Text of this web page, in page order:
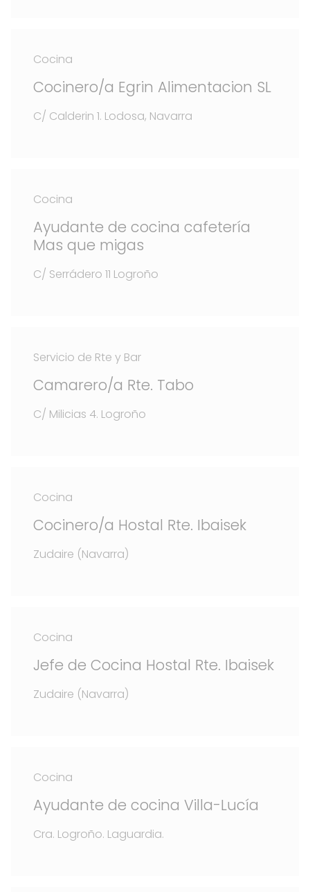
Cocina
Cocinero/a Egrin Alimentacion SL
C/ Calderin 1. Lodosa, Navarra
Cocina
Ayudante de cocina cafetería
Mas que migas
C/ Serrádero 11 Logroño
Servicio de Rte y Bar
Camarero/a Rte. Tabo
C/ Milicias 4. Logroño
Cocina
Cocinero/a Hostal Rte. Ibaisek
Zudaire (Navarra)
Cocina
Jefe de Cocina Hostal Rte. Ibaisek
Zudaire (Navarra)
Cocina
Ayudante de cocina Villa-Lucía
Cra. Logroño. Laguardia.